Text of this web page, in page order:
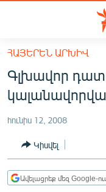
Մատչելիության
հիմնական
բովանդակությանը
Անցնել
հիմնական
մենյուին
ՀԱՅԱՍՏԱՆ
ՔԱՂԱՔԱԿԱՆ
ԸՆՏՐՈՒԹՅՈՒՆՆԵՐ
ԻՐԱՎՈՒՆՔ
ՀԱՍԱՐԱԿՈՒԹՅՈՒՆ
ՀԱՅԵՐԵՆ ԱՐԽԻՎ
Գլխավոր
հունիս 12, 2008
Կիսվել
Ավելացրեք մեզ Google-